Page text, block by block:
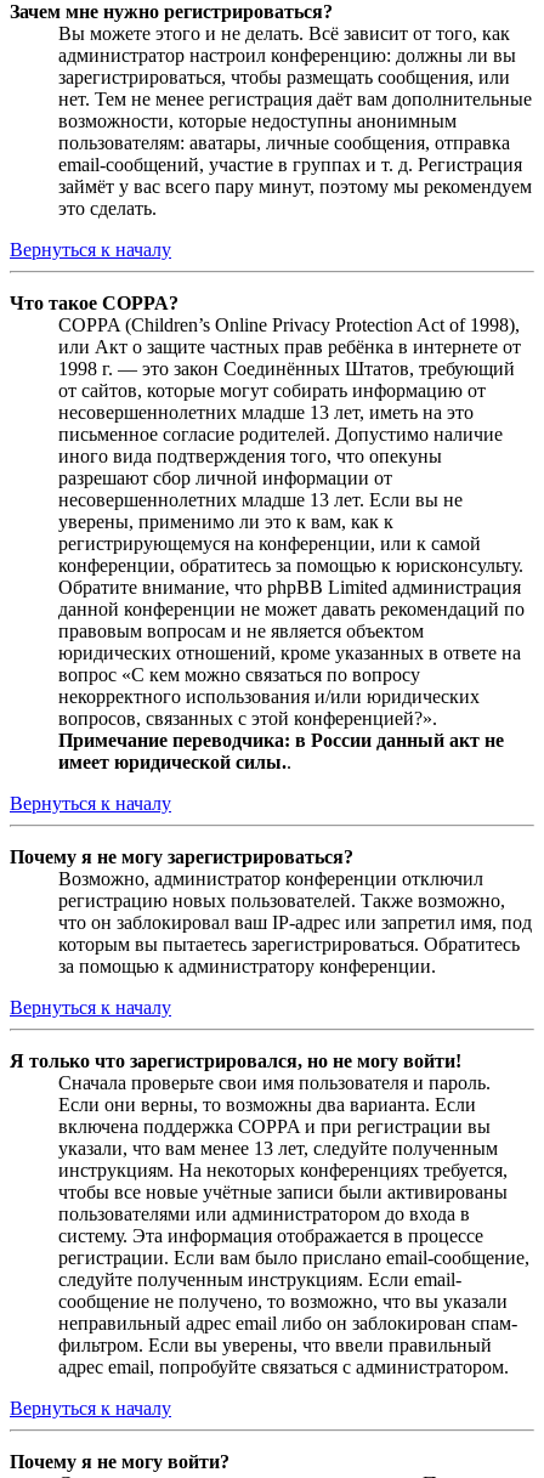
Зачем мне нужно регистрироваться?
Вы можете этого и не делать. Всё зависит от того, как
администратор настроил конференцию: должны ли вы
зарегистрироваться, чтобы размещать сообщения, или
нет. Тем не менее регистрация даёт вам дополнительные
возможности, которые недоступны анонимным
пользователям: аватары, личные сообщения, отправка
email-сообщений, участие в группах и т. д. Регистрация
займёт у вас всего пару минут, поэтому мы рекомендуем
это сделать.
Вернуться к началу
Что такое COPPA?
COPPA (Children’s Online Privacy Protection Act of 1998),
или Акт о защите частных прав ребёнка в интернете от
1998 г. — это закон Соединённых Штатов, требующий
от сайтов, которые могут собирать информацию от
несовершеннолетних младше 13 лет, иметь на это
письменное согласие родителей. Допустимо наличие
иного вида подтверждения того, что опекуны
разрешают сбор личной информации от
несовершеннолетних младше 13 лет. Если вы не
уверены, применимо ли это к вам, как к
регистрирующемуся на конференции, или к самой
конференции, обратитесь за помощью к юрисконсульту.
Обратите внимание, что phpBB Limited администрация
данной конференции не может давать рекомендаций по
правовым вопросам и не является объектом
юридических отношений, кроме указанных в ответе на
вопрос «С кем можно связаться по вопросу
некорректного использования и/или юридических
вопросов, связанных с этой конференцией?».
Примечание переводчика: в России данный акт не
имеет юридической силы..
Вернуться к началу
Почему я не могу зарегистрироваться?
Возможно, администратор конференции отключил
регистрацию новых пользователей. Также возможно,
что он заблокировал ваш IP-адрес или запретил имя, под
которым вы пытаетесь зарегистрироваться. Обратитесь
за помощью к администратору конференции.
Вернуться к началу
Я только что зарегистрировался, но не могу войти!
Сначала проверьте свои имя пользователя и пароль.
Если они верны, то возможны два варианта. Если
включена поддержка COPPA и при регистрации вы
указали, что вам менее 13 лет, следуйте полученным
инструкциям. На некоторых конференциях требуется,
чтобы все новые учётные записи были активированы
пользователями или администратором до входа в
систему. Эта информация отображается в процессе
регистрации. Если вам было прислано email-сообщение,
следуйте полученным инструкциям. Если email-
сообщение не получено, то возможно, что вы указали
неправильный адрес email либо он заблокирован спам-
фильтром. Если вы уверены, что ввели правильный
адрес email, попробуйте связаться с администратором.
Вернуться к началу
Почему я не могу войти?